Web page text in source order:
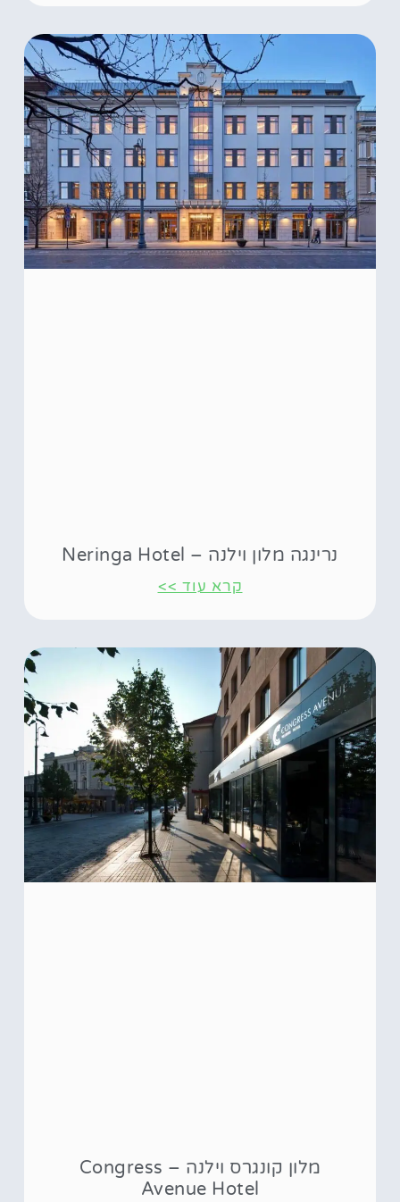
נרינגה מלון וילנה – Neringa Hotel
קרא עוד >>
מלון קונגרס וילנה – Congress
Avenue Hotel